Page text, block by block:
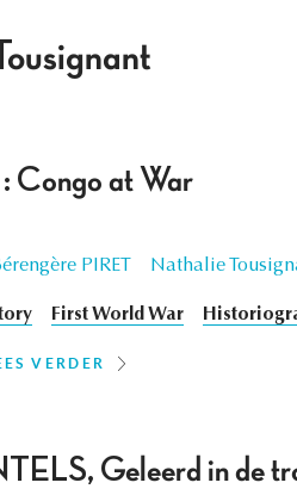
Congo at War
PIRET Nathalie
First World War
VERDER
Geleerd in de